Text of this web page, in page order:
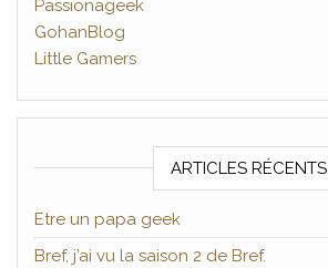
Passionageek
GohanBlog
Little Gamers
ARTICLES RÉCENTS
Etre un papa geek
Bref, j’ai vu la saison 2 de Bref.